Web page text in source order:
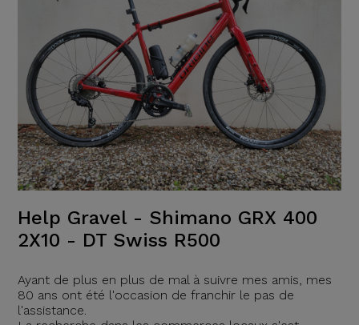
Help Gravel - Shimano GRX 400
2X10 - DT Swiss R500
Ayant de plus en plus de mal à suivre mes amis, mes
80 ans ont été l'occasion de franchir le pas de
l'assistance.